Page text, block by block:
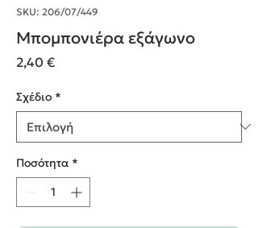
SKU: 206/07/449
Μπομπονιέρα εξάγωνο
2,40 €Τιμή
Σχέδιο *
Ποσότητα *